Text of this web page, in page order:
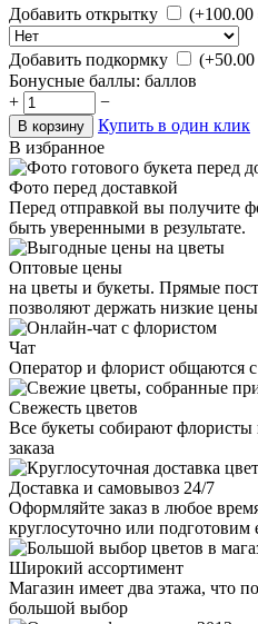
Добавить открытку
(+100.00
Добавить подкормку (+50.00
Бонусные баллы: баллов
+
−
В корзину
Купить в один клик
В избранное
Фото перед доставкой
Перед отправкой вы получите
быть уверенными в результате.
Оптовые цены
на цветы и букеты. Прямые
позволяют держать низкие цены
Чат
Оператор и флорист общаются
Свежесть цветов
Все букеты собирают
заказа
Доставка и самовывоз 24/7
Оформляйте заказ в любое
круглосуточно или подготовим
Широкий ассортимент
Магазин имеет два этажа, что
большой выбор